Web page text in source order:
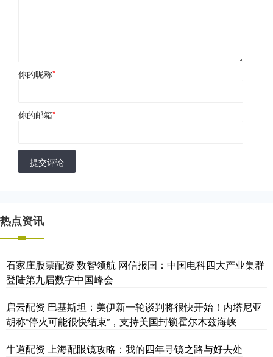
你的昵称*
你的邮箱*
提交评论
热点资讯
石家庄股票配资 数智领航 网信报国：中国电科四大产业集群
登陆第九届数字中国峰会
启云配资 巴基斯坦：美伊新一轮谈判将很快开始！内塔尼亚
胡称“停火可能很快结束”，支持美国封锁霍尔木兹海峡
牛道配资 上海配眼镜攻略：我的四年寻镜之路与好去处